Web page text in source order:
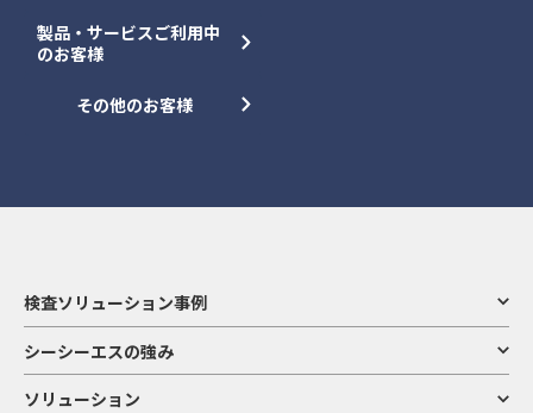
製品・サービスご利用中
のお客様
その他のお客様
検査ソリューション事例
シーシーエスの強み
ソリューション